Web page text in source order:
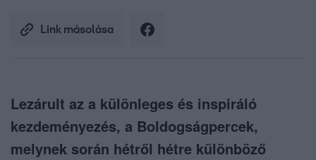
Link másolása
Lezárult az a különleges és inspiráló
kezdeményezés, a Boldogságpercek,
melynek során hétről hétre különböző